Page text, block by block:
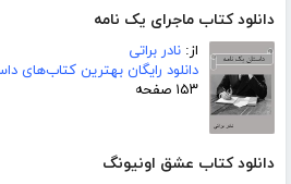
دانلود کتاب ماجرای یک نامه
از: نادر براتی
دانلود رایگان بهترین کتاب‌های
۱۵۳ صفحه
دانلود کتاب عشق اونیونگ